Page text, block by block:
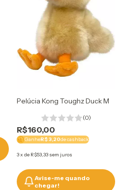
Pelúcia Kong Toughz Duck M
(0)
R$160,00
GanheR$ 3,20de cashback
3x de R$53,33 sem juros
Avise-me quando
chegar!